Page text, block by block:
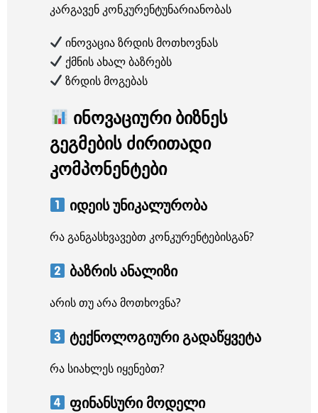
კარგავენ კონკურენტუნარიანობას
ინოვაცია ზრდის მოთხოვნას
ქმნის ახალ ბაზრებს
ზრდის მოგებას
ინოვაციური ბიზნეს
გეგმების ძირითადი
კომპონენტები
იდეის უნიკალურობა
რა განგასხვავებთ კონკურენტებისგან?
ბაზრის ანალიზი
არის თუ არა მოთხოვნა?
ტექნოლოგიური გადაწყვეტა
რა სიახლეს იყენებთ?
ფინანსური მოდელი